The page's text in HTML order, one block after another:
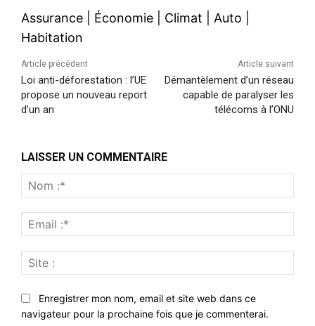
Assurance Économie Climat Auto
Habitation
Article précédent
Loi anti-déforestation : l’UE
propose un nouveau report
d’un an
Article suivant
Démantèlement d’un réseau
capable de paralyser les
télécoms à l’ONU
LAISSER UN COMMENTAIRE
:*
:*
:
Enregistrer mon nom, email et site web dans ce
navigateur pour la prochaine fois que je commenterai.